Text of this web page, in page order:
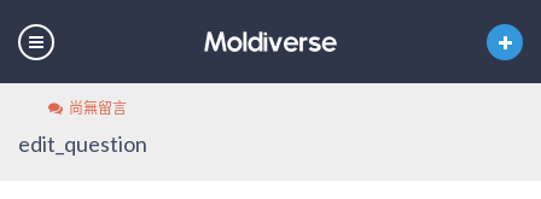
尚無留言
edit_question